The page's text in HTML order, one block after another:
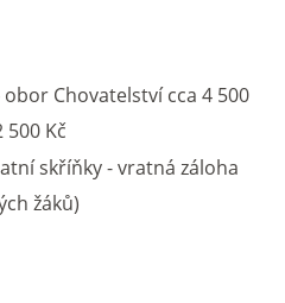
Chovatelství cca 4 500
500 Kč
skříňky - vratná záloha
žáků)